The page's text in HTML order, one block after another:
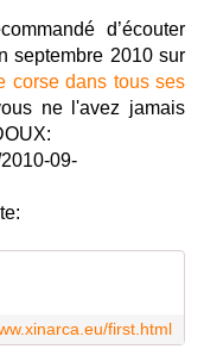
d’écouter
septembre 2010 sur
corse dans tous ses
ne l'avez jamais
09-
first.html